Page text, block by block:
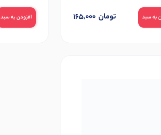
به سبد 165,000 تومان افزودن به سبد